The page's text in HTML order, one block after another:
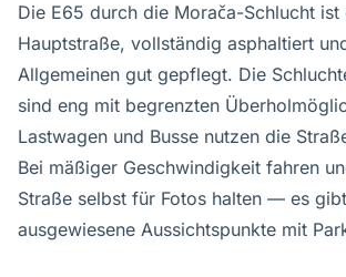
Die E65 durch die Morača-Schlucht ist
Hauptstraße, vollständig asphaltiert
Allgemeinen gut gepflegt. Die
sind eng mit begrenzten
Lastwagen und Busse nutzen die
Bei mäßiger Geschwindigkeit fahren
Straße selbst für Fotos halten — es
ausgewiesene Aussichtspunkte mit